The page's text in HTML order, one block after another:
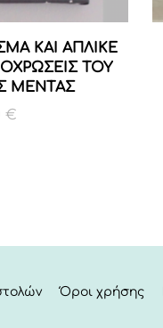
ΚΑΙ ΑΠΛΙΚΕ
ΤΟΥ
ΜΕΝΤΑΣ
€
Όροι χρήσης